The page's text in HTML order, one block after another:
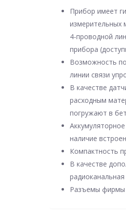
Прибор имеет
измерительных
4-проводной
прибора
Возможность
линии связи
В качестве
расходным
погружают в
наличие
Компактность
В качестве
Разъемы фирмы